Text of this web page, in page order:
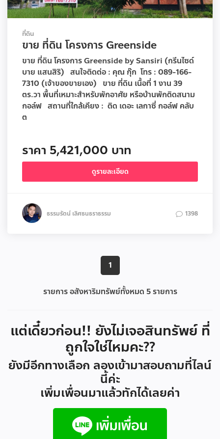
ที่ดิน
ขาย ที่ดิน โครงการ Greenside
ขาย ที่ดิน โครงการ Greenside by Sansiri (กรีนไซด์
บาย แสนสิริ) สนใจติดต่อ : คุณ กุ๊ก โทร : 089-166-
7310 (เจ้าของขายเอง) ขาย ที่ดิน เนื้อที่ 1 งาน 39
ตร.วา พื้นที่เหมาะสำหรับพักอาศัย หรือบ้านพักติดสนาม
กอล์ฟ สถานที่ใกล้เคียง : ติด เดอะ เลกาซี่ กอล์ฟ คลับ
ต
ราคา 5,421,000 บาท
ดูรายละเอียด
ธรรมรัตน์ เลิศธนธราธรรม 1398
1
รายการ อสังหาริมทรัพย์ทั้งหมด 5รายการ
แต่เดี๋ยวก่อน!! ยังไม่เจอสินทรัพย์ ที่
ถูกใจใช่ไหมคะ??
ยังมีอีกทางเลือก ลองเข้ามาสอบถามที่ไลน์
นี้ค่ะ
เพิ่มเพื่อนมาแล้วทักได้เลยค่า